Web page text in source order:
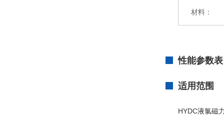
材料：
性能参数表
适用范围
HYDC液氯磁